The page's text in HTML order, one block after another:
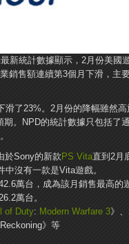
新統計數據顯示，2月份美國
銷售額連續第3個月下滑，主
滑了23%。2月份的降幅雖然
。NPD的統計數據只包括了
於Sony的新款 PS Vita直到2月
沒有一款是Vita遊戲。
萬台，成為該月銷售最高的
萬台。
of Duty: Modern Warfare 3》
》等